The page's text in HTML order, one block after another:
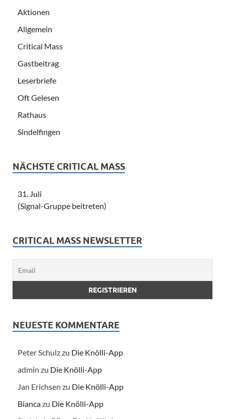
Aktionen
Allgemein
Critical Mass
Gastbeitrag
Leserbriefe
Oft Gelesen
Rathaus
Sindelfingen
NÄCHSTE CRITICAL MASS
31. Juli
(Signal-Gruppe beitreten)
CRITICAL MASS NEWSLETTER
NEUESTE KOMMENTARE
Peter Schulzzu Die Knölli-App
admin zu Die Knölli-App
Jan Erichsen zu Die Knölli-App
Biancazu Die Knölli-App